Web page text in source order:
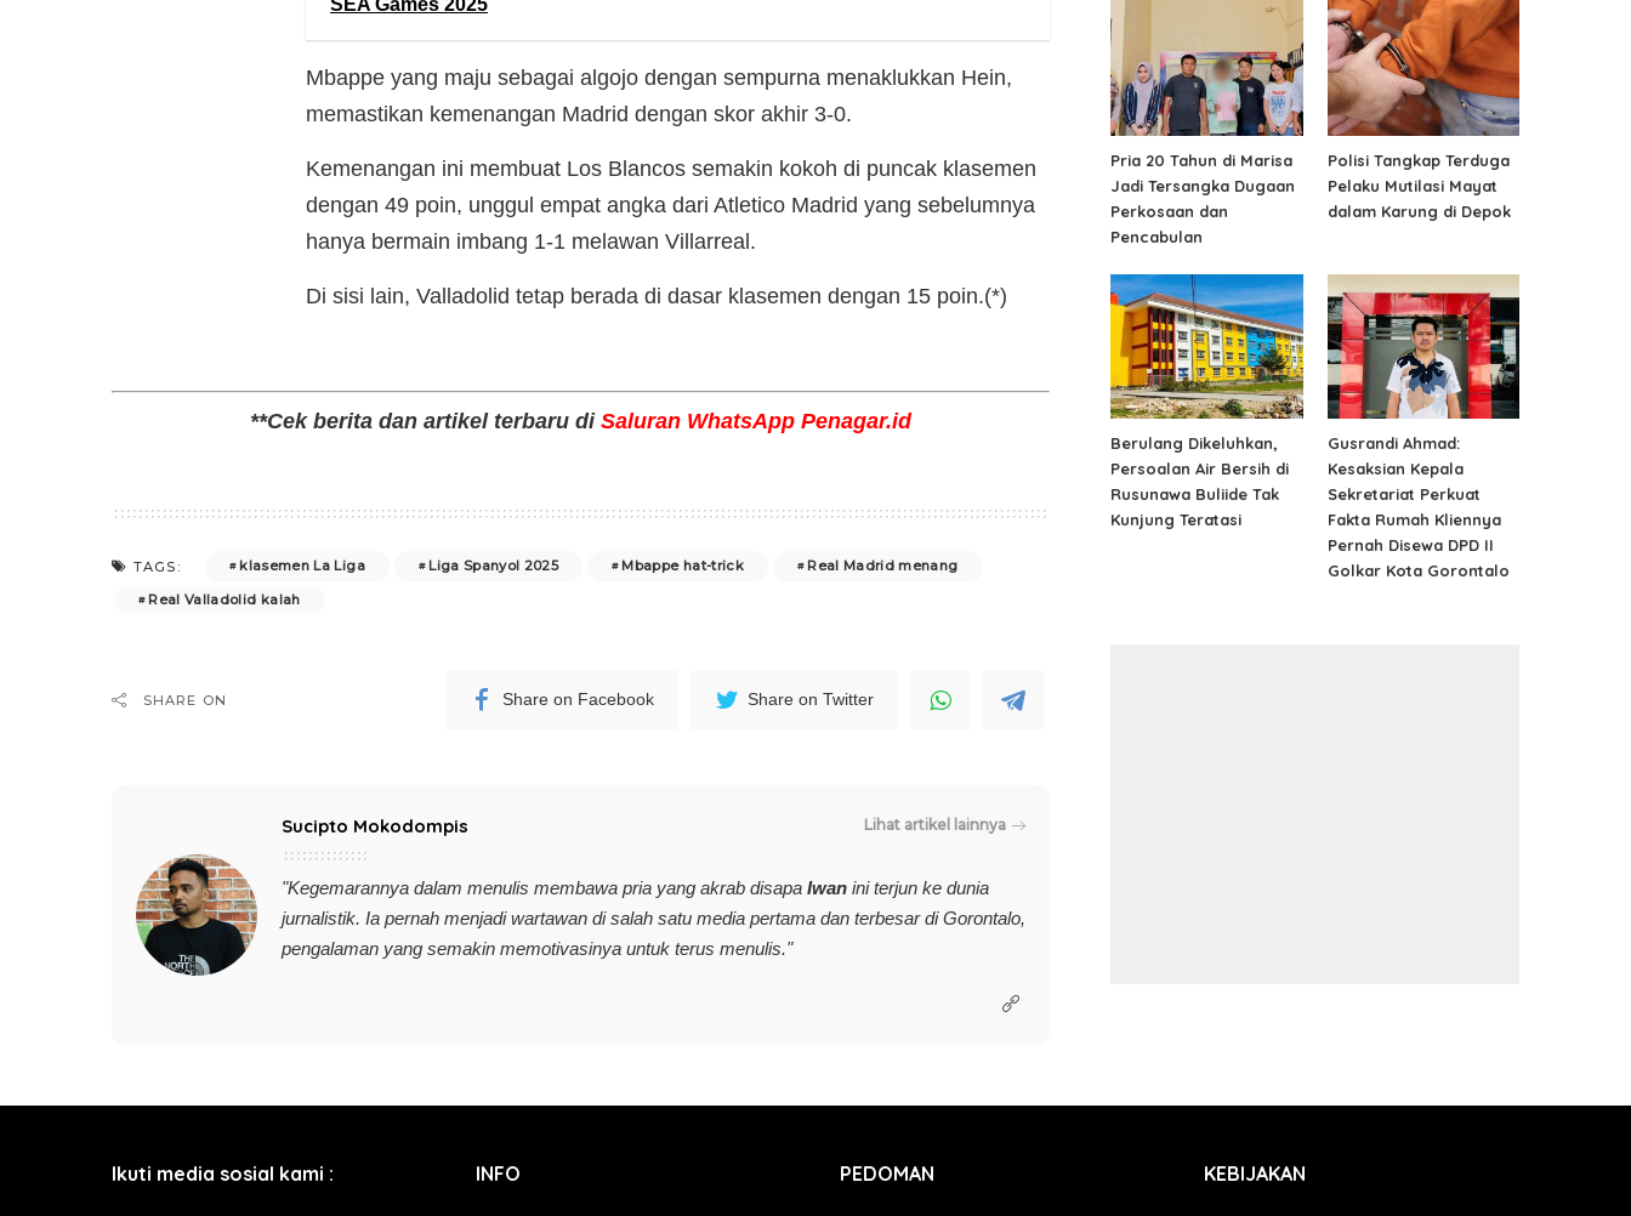
Mbappe yang maju sebagai algojo dengan sempurna menaklukkan Hein,
memastikan kemenangan Madrid dengan skor akhir 3-0.
Kemenangan ini membuat Los Blancos semakin kokoh di puncak klasemen
dengan 49 poin, unggul empat angka dari Atletico Madrid yang sebelumnya
hanya bermain imbang 1-1 melawan Villarreal.
Di sisi lain, Valladolid tetap berada di dasar klasemen dengan 15 poin.(*)
**Cek berita dan artikel terbaru diSaluran WhatsApp Penagar.id
TAGS: klasemen La Liga Liga Spanyol 2025 Mbappe hat-trick
Real Madrid menang
Real Valladolid kalah
SHARE ON Share on Facebook Share on Twitter
Sucipto Mokodompis Lihat artikel lainnya
"Kegemarannya dalam menulis membawa pria yang akrab disapa Iwan ini terjun ke dunia
jurnalistik. Ia pernah menjadi wartawan di salah satu media pertama dan terbesar di Gorontalo,
pengalaman yang semakin memotivasinya untuk terus menulis."
Pria 20 Tahun di Marisa
Jadi Tersangka Dugaan
Perkosaan dan
Pencabulan
Polisi Tangkap Terduga
Pelaku Mutilasi Mayat
dalam Karung di Depok
Berulang Dikeluhkan,
Persoalan Air Bersih di
Rusunawa Buliide Tak
Kunjung Teratasi
Gusrandi Ahmad:
Kesaksian Kepala
Sekretariat Perkuat
Fakta Rumah Kliennya
Pernah Disewa DPD II
Golkar Kota Gorontalo
Ikuti media sosial kami : INFO PEDOMAN KEBIJAKAN